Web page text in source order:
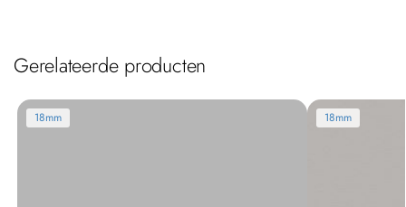
Gerelateerde producten
18mm 18mm